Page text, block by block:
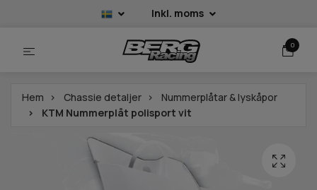
Inkl. moms
0
Hem Chassie detaljer
Nummerplåtar & lyskåpor
KTM Nummerplåt polisport vit